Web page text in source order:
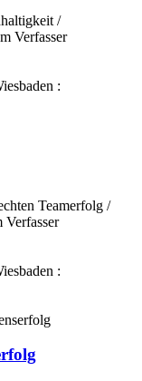
/
Verfasser
:
Teamerfolg /
Verfasser
: